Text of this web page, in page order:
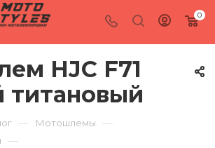
0
HJC F71
титановый
— Мотошлемы —
—